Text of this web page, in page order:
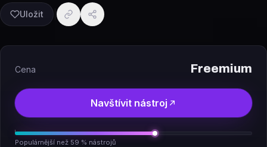
Uložit
Cena Freemium
Navštívit nástroj
Populárnější než 59 % nástrojů